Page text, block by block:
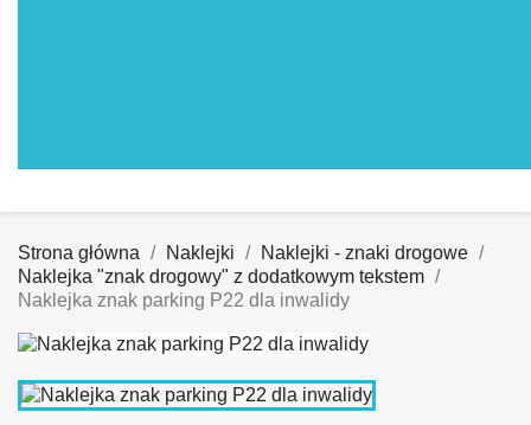
Strona główna Naklejki
Naklejki - znaki drogowe
Naklejka "znak drogowy" z dodatkowym tekstem
Naklejka znak parking P22 dla inwalidy